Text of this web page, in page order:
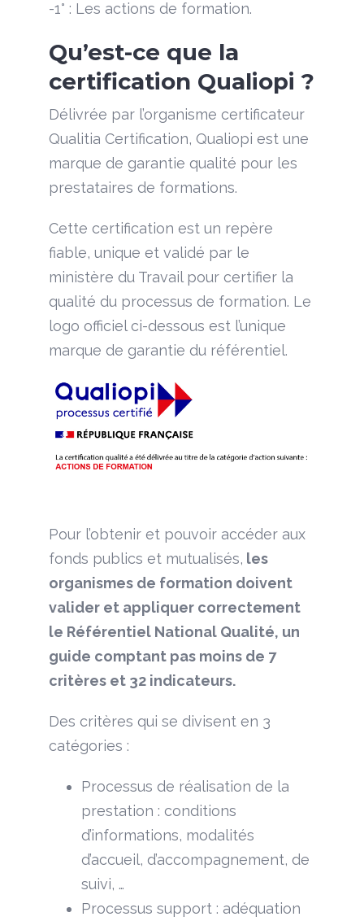
-1° : Les actions de formation.
Qu’est-ce que la
certification Qualiopi ?
Délivrée par l’organisme certificateur
Qualitia Certification, Qualiopi est une
marque de garantie qualité pour les
prestataires de formations.
Cette certification est un repère
fiable, unique et validé par le
ministère du Travail pour certifier la
qualité du processus de formation. Le
logo officiel ci-dessous est l’unique
marque de garantie du référentiel.
Pour l’obtenir et pouvoir accéder aux
fonds publics et mutualisés, les
organismes de formation doivent
valider et appliquer correctement
le Référentiel National Qualité, un
guide comptant pas moins de 7
critères et 32 indicateurs.
Des critères qui se divisent en 3
catégories :
Processus de réalisation de la
prestation : conditions
d’informations, modalités
d’accueil, d’accompagnement, de
suivi, …
Processus support : adéquation